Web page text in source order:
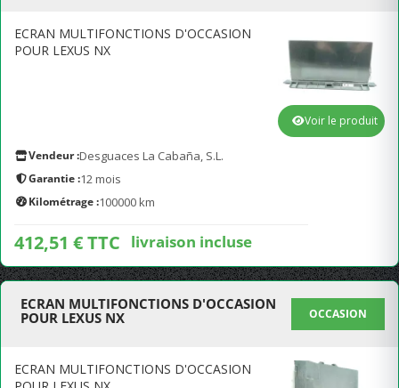
ECRAN MULTIFONCTIONS D'OCCASION
POUR LEXUS NX
Vendeur :Desguaces La Cabaña, S.L.
Garantie :12 mois
Kilométrage :100000 km
412,51 € TTC livraison incluse
Voir le produit
ECRAN MULTIFONCTIONS D'OCCASION
POUR LEXUS NX
OCCASION
ECRAN MULTIFONCTIONS D'OCCASION